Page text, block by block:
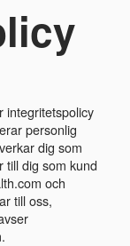
integritetspolicy
personlig
dig som
till dig som kund
och
till oss,